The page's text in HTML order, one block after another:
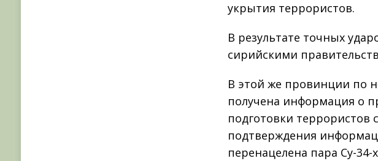
укрытия террористов.
В результате точных
сирийскими
В этой же провинции по
получена информация о
подготовки террористов
подтверждения
перенацелена пара Су-